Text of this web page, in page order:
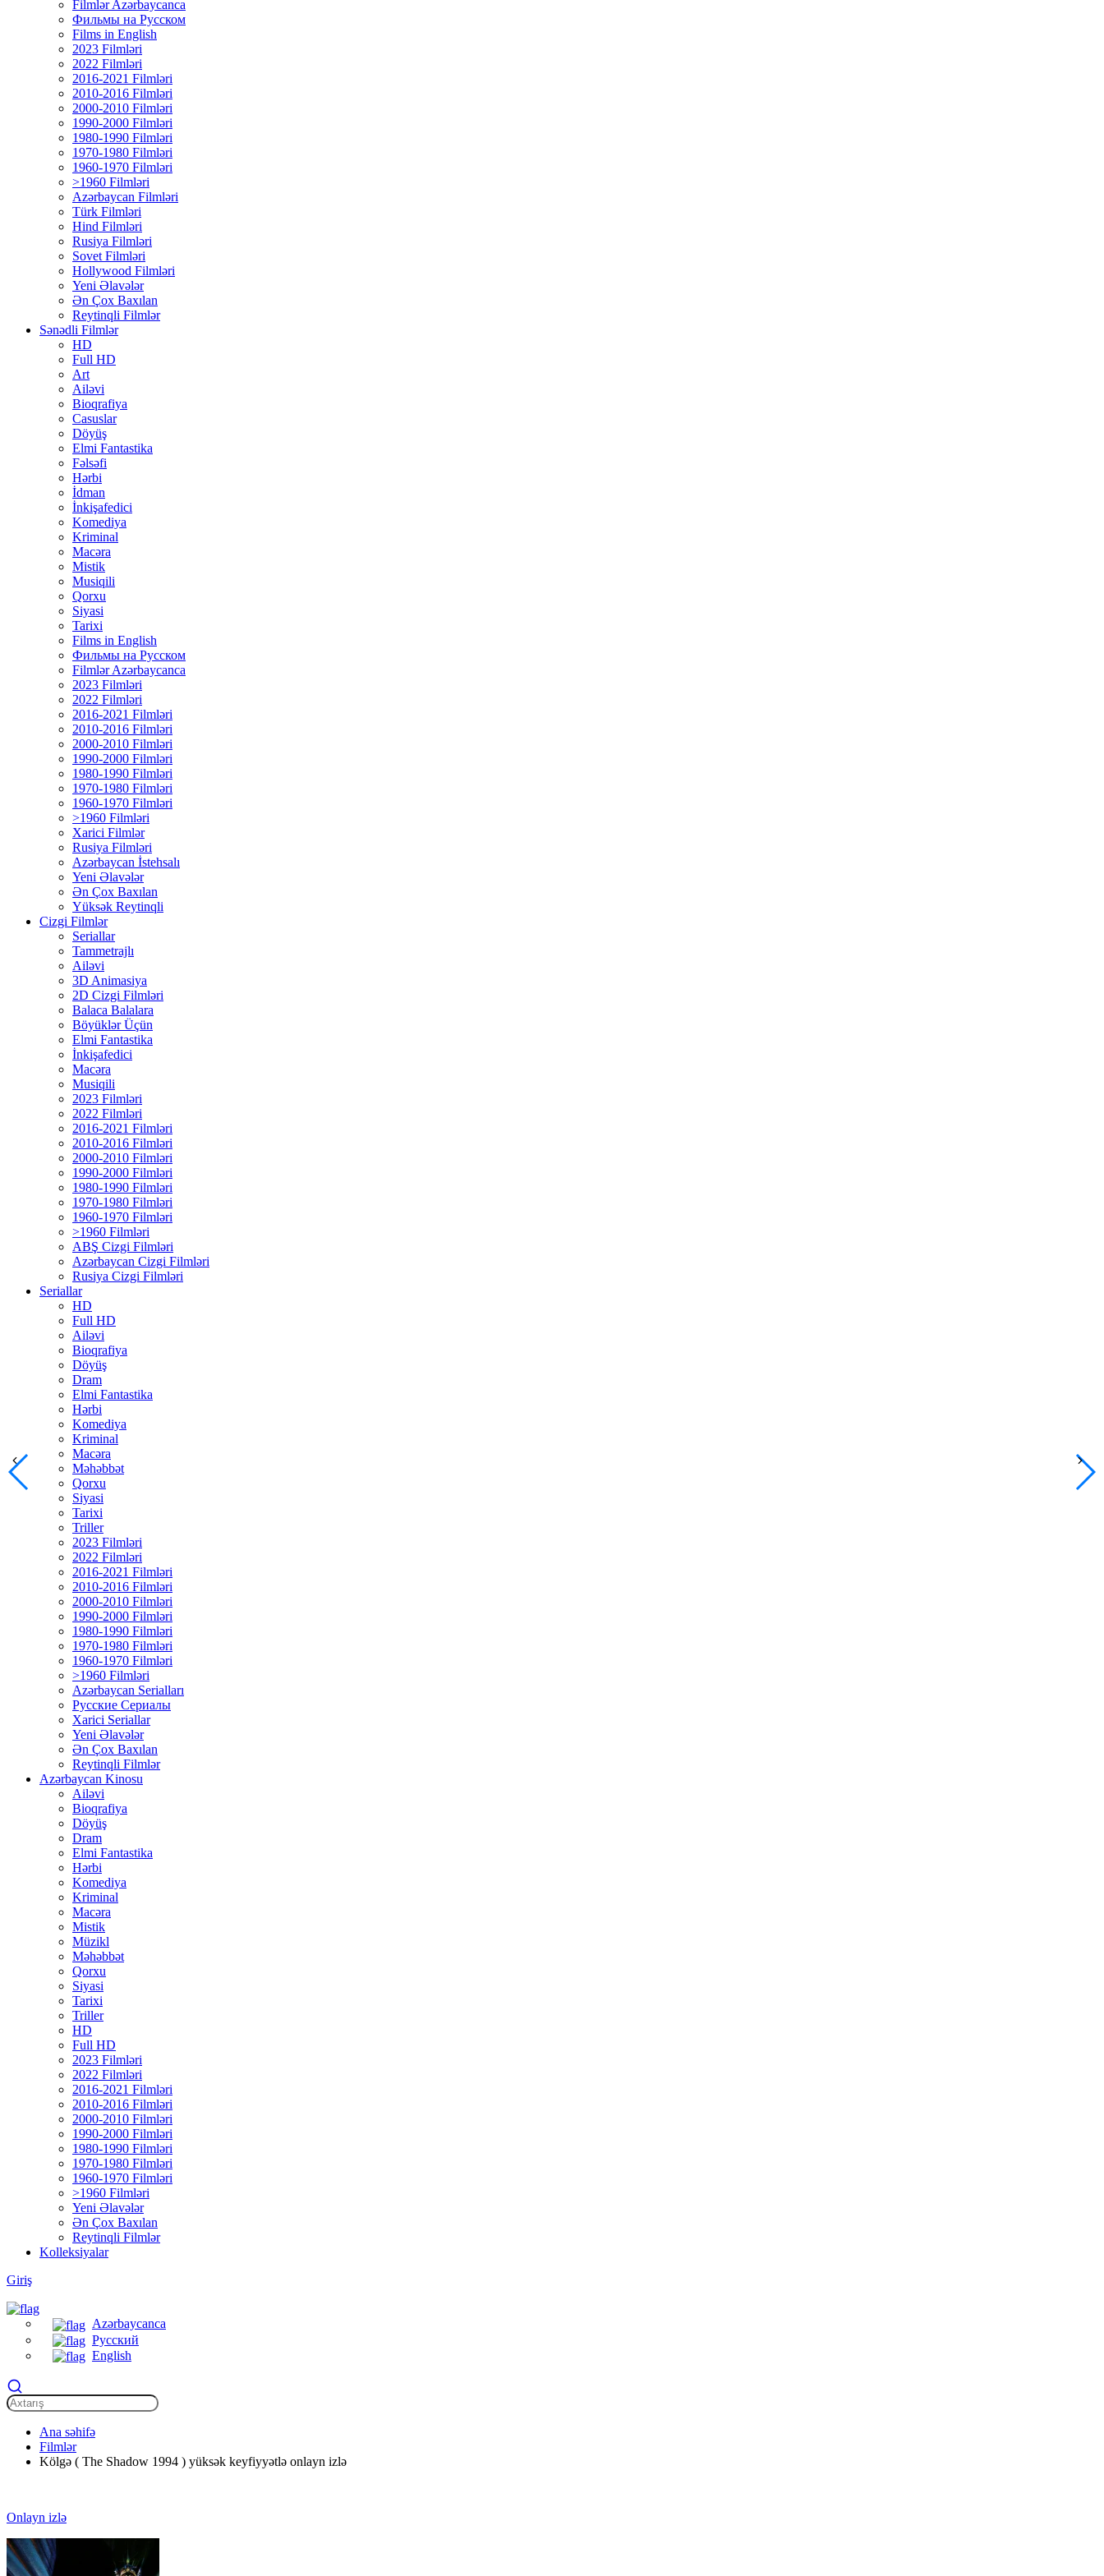
Filmlər Azərbaycanca
Фильмы на Русском
Films in English
2023 Filmləri
2022 Filmləri
2016-2021 Filmləri
2010-2016 Filmləri
2000-2010 Filmləri
1990-2000 Filmləri
1980-1990 Filmləri
1970-1980 Filmləri
1960-1970 Filmləri
>1960 Filmləri
Azərbaycan Filmləri
Türk Filmləri
Hind Filmləri
Rusiya Filmləri
Sovet Filmləri
Hollywood Filmləri
Yeni Əlavələr
Ən Çox Baxılan
Reytinqli Filmlər
Sənədli Filmlər
HD
Full HD
Art
Ailəvi
Bioqrafiya
Casuslar
Döyüş
Elmi Fantastika
Fəlsəfi
Hərbi
İdman
İnkişafedici
Komediya
Kriminal
Macəra
Mistik
Musiqili
Qorxu
Siyasi
Tarixi
Films in English
Фильмы на Русском
Filmlər Azərbaycanca
2023 Filmləri
2022 Filmləri
2016-2021 Filmləri
2010-2016 Filmləri
2000-2010 Filmləri
1990-2000 Filmləri
1980-1990 Filmləri
1970-1980 Filmləri
1960-1970 Filmləri
>1960 Filmləri
Xarici Filmlər
Rusiya Filmləri
Azərbaycan İstehsalı
Yeni Əlavələr
Ən Çox Baxılan
Yüksək Reytinqli
Cizgi Filmlər
Seriallar
Tammetrajlı
Ailəvi
3D Animasiya
2D Cizgi Filmləri
Balaca Balalara
Böyüklər Üçün
Elmi Fantastika
İnkişafedici
Macəra
Musiqili
2023 Filmləri
2022 Filmləri
2016-2021 Filmləri
2010-2016 Filmləri
2000-2010 Filmləri
1990-2000 Filmləri
1980-1990 Filmləri
1970-1980 Filmləri
1960-1970 Filmləri
>1960 Filmləri
ABŞ Cizgi Filmləri
Azərbaycan Cizgi Filmləri
Rusiya Cizgi Filmləri
Seriallar
HD
Full HD
Ailəvi
Bioqrafiya
Döyüş
Dram
Elmi Fantastika
Hərbi
Komediya
Kriminal
Macəra
Məhəbbət
Qorxu
Siyasi
Tarixi
Triller
2023 Filmləri
2022 Filmləri
2016-2021 Filmləri
2010-2016 Filmləri
2000-2010 Filmləri
1990-2000 Filmləri
1980-1990 Filmləri
1970-1980 Filmləri
1960-1970 Filmləri
>1960 Filmləri
Azərbaycan Serialları
Русские Сериалы
Xarici Seriallar
Yeni Əlavələr
Ən Çox Baxılan
Reytinqli Filmlər
Azərbaycan Kinosu
Ailəvi
Bioqrafiya
Döyüş
Dram
Elmi Fantastika
Hərbi
Komediya
Kriminal
Macəra
Mistik
Müzikl
Məhəbbət
Qorxu
Siyasi
Tarixi
Triller
HD
Full HD
2023 Filmləri
2022 Filmləri
2016-2021 Filmləri
2010-2016 Filmləri
2000-2010 Filmləri
1990-2000 Filmləri
1980-1990 Filmləri
1970-1980 Filmləri
1960-1970 Filmləri
>1960 Filmləri
Yeni Əlavələr
Ən Çox Baxılan
Reytinqli Filmlər
Kolleksiyalar
Giriş
Azərbaycanca
Русский
English
Ana səhifə
Filmlər
Kölgə ( The Shadow 1994 ) yüksək keyfiyyətlə onlayn izlə
Onlayn izlə